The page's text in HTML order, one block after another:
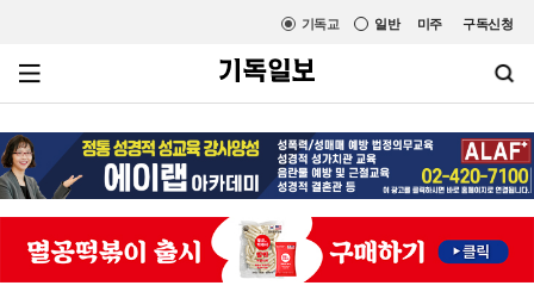
미주 구독신청
일반
기독교